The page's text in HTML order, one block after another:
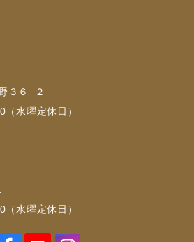
３６−２
水曜定休日）
水曜定休日）